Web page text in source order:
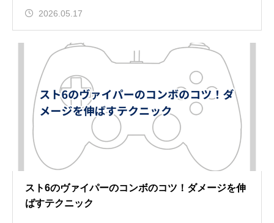
2026.05.17
スト6のヴァイパーのコンボのコツ！ダメージを伸
ばすテクニック